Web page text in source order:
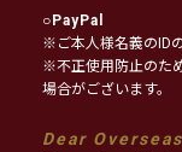
○PayPal
※ご本人様名義のID
※不正使用防止のた
場合がございます。
Dear